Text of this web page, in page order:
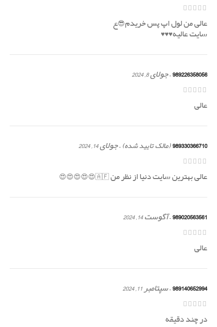
عالی من لول اپ پس خریدم😎ع
سایت عالیه♥♥♥
989226358056
–جولای 8, 2024
عالی
989330366710(مالک تایید شده)–جولای 14, 2024
عالی بهترین سایت دنیا از نظر من 🇦🇫😍😍😍😍😍
989020563561
–آگوست 14, 2024
عالی
989140652994
–سپتامبر 11, 2024
در چند دقیقه